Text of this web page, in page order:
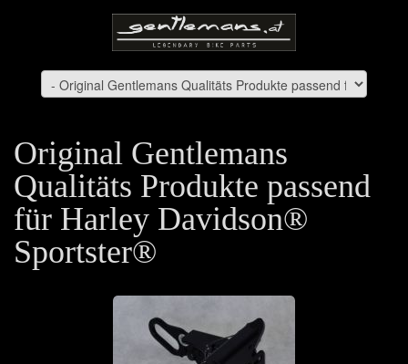
Original Gentlemans
Qualitäts Produkte passend
für Harley Davidson®
Sportster®